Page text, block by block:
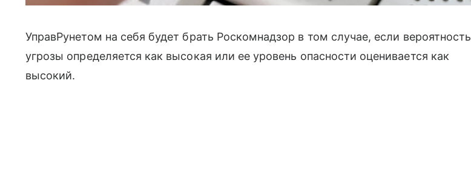
УправРунетом на себя будет брать Роскомнадзор в том случае, если вероятность
угрозы определяется как высокая или ее уровень опасности оценивается как
высокий.